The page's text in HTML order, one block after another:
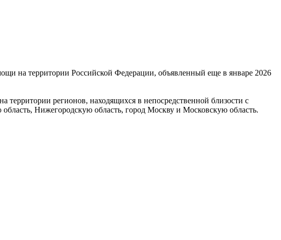
на территории Российской Федерации, объявленный еще в январе 2026
регионов, находящихся в непосредственной близости с
Нижегородскую область, город Москву и Московскую область.